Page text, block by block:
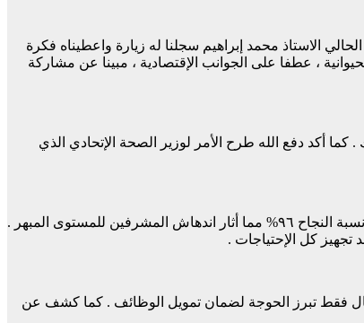
الاستاذ محمد إبراهيم سجلنا له زيارة واعطيناه فكرة
، عطفا على الجوانب الإقتصادية ، مبينا عن مشاركة
كما أكد دفع الله طرح الأمر لوزير الصحة الإتحادي الذي
كشف مدير الجامعة عن تخريج عدد “٧٢” طالبا من كلية الطب يمثلون الدفعة الأولى الذين جلسوا للإمتحان السريري بإشراف دكاترة زائرين وكانت نسبة النجاح ٩٦% مما أثار اندهاش المشرفين للمستوى المبهر .
والعمال فقط تبرز الحوجة لضمان تمويل الوظائف . كما كشف عن